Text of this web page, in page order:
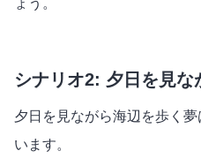
シナリオ2: 夕日を見な
夕日を見ながら海辺を歩く
います。